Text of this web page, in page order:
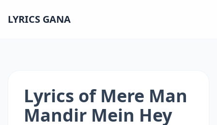
LYRICS GANA
Lyrics of Mere Man
Mandir Mein Hey